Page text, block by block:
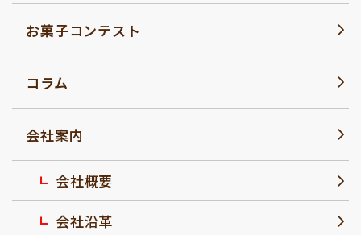
お菓子コンテスト
コラム
会社案内
会社概要
会社沿革